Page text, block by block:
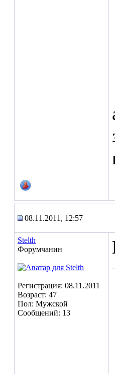
08.11.2011, 12:57
Stelth
Форумчанин
Регистрация: 08.11.2011
Возраст: 47
Пол: Мужской
Сообщений: 13